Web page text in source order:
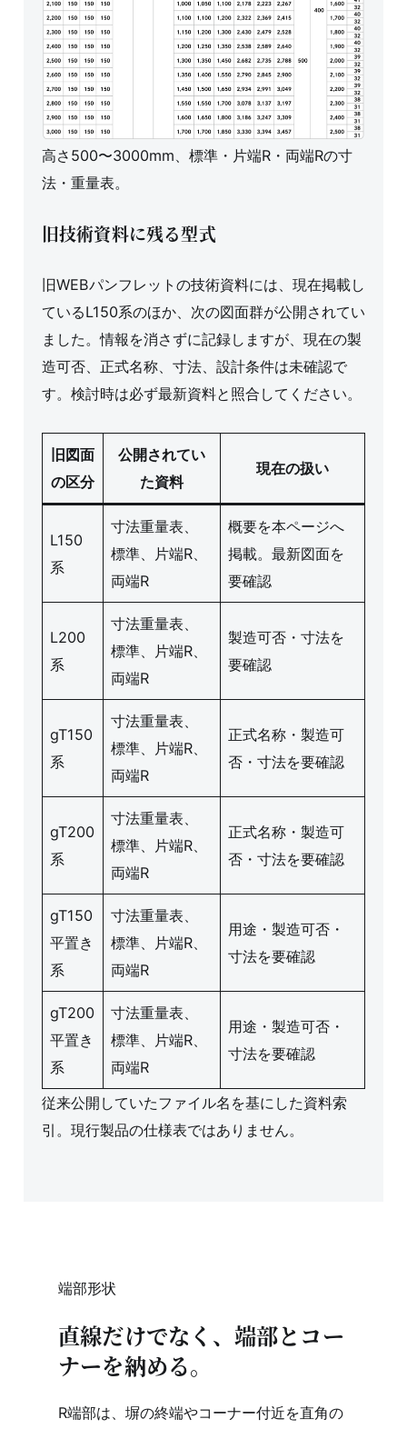
高さ500〜3000mm、標準・片端R・両端Rの寸
法・重量表。
旧技術資料に残る型式
旧WEBパンフレットの技術資料には、現在掲載し
ているL150系のほか、次の図面群が公開されてい
ました。情報を消さずに記録しますが、現在の製
造可否、正式名称、寸法、設計条件は未確認で
す。検討時は必ず最新資料と照合してください。
旧図面
の区分
公開されてい
た資料
現在の扱い
L150
系
寸法重量表、
標準、片端R、
両端R
概要を本ページへ
掲載。最新図面を
要確認
L200
系
寸法重量表、
標準、片端R、
両端R
製造可否・寸法を
要確認
gT150
系
寸法重量表、
標準、片端R、
両端R
正式名称・製造可
否・寸法を要確認
gT200
系
寸法重量表、
標準、片端R、
両端R
正式名称・製造可
否・寸法を要確認
gT150
平置き
系
寸法重量表、
標準、片端R、
両端R
用途・製造可否・
寸法を要確認
gT200
平置き
系
寸法重量表、
標準、片端R、
両端R
用途・製造可否・
寸法を要確認
従来公開していたファイル名を基にした資料索
引。現行製品の仕様表ではありません。
端部形状
直線だけでなく、端部とコー
ナーを納める。
R端部は、塀の終端やコーナー付近を直角の